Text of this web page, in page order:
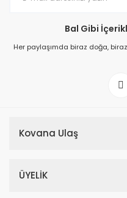
Yetişkin Karışımı Arı Sütü Bal
1.390,00 TL
1.890,00 TL
Yetişkin Karışımı Arı Sütü Bal
1.890,00 TL
Bal Gibi
Her paylaşımda biraz doğa,
Kovana Ulaş
ÜYELİK